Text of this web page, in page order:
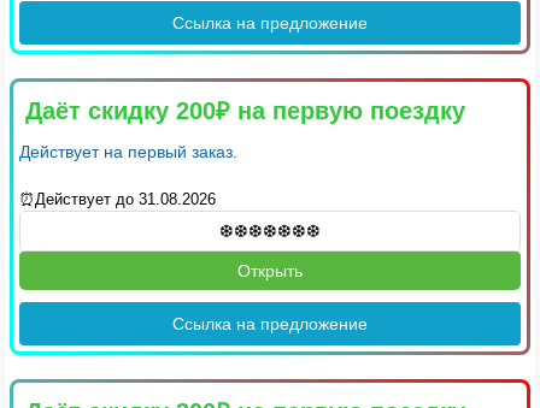
Ссылка на предложение
Даёт скидку 200₽ на первую поездку
Действует на первый заказ.
⏰Действует до 31.08.2026
Открыть
Ссылка на предложение